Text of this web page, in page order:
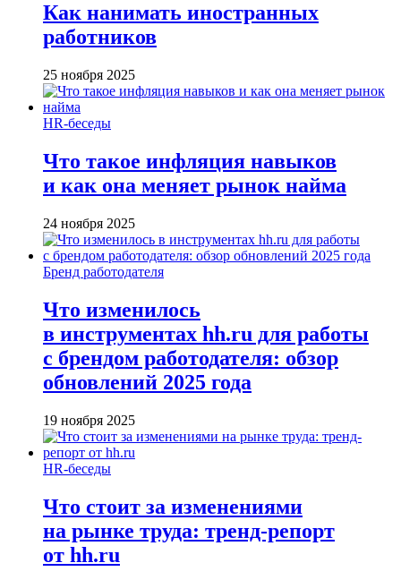
Как нанимать иностранных
работников
25 ноября 2025
HR-беседы
Что такое инфляция навыков
и как она меняет рынок найма
24 ноября 2025
Бренд работодателя
Что изменилось
в инструментах hh.ru для работы
с брендом работодателя: обзор
обновлений 2025 года
19 ноября 2025
HR-беседы
Что стоит за изменениями
на рынке труда: тренд-репорт
от hh.ru